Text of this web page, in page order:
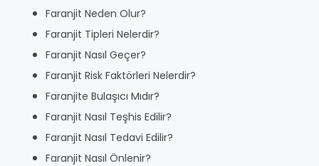
Faranjit Neden Olur?
Faranjit Tipleri Nelerdir?
Faranjit Nasıl Geçer?
Faranjit Risk Faktörleri Nelerdir?
Faranjite Bulaşıcı Mıdır?
Faranjit Nasıl Teşhis Edilir?
Faranjit Nasıl Tedavi Edilir?
Faranjit Nasıl Önlenir?